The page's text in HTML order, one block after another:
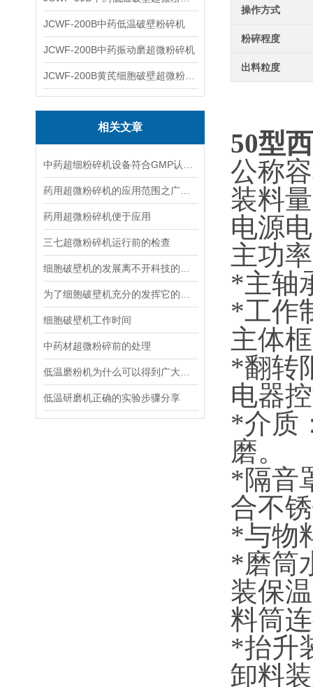
JCWF-200B中药低温破壁粉碎机
JCWF-200B中药振动磨超微粉碎机
相关文章
药用超微粉碎机便于应用
三七超微粉碎机运行前的检查
细胞破壁机工作时间
中药材超微粉碎前的处理
低温研磨机正确的实验步骤分享
操作方式
粉碎程度
出料粒度
50型
公
装料
电源
主
*主轴
*工
主体
*翻
电器
*介质
磨。
*隔音
合不
*与物
*磨筒
装保
料筒
*抬升
卸料